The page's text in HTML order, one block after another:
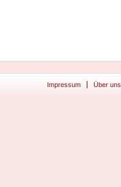
Impressum Über uns